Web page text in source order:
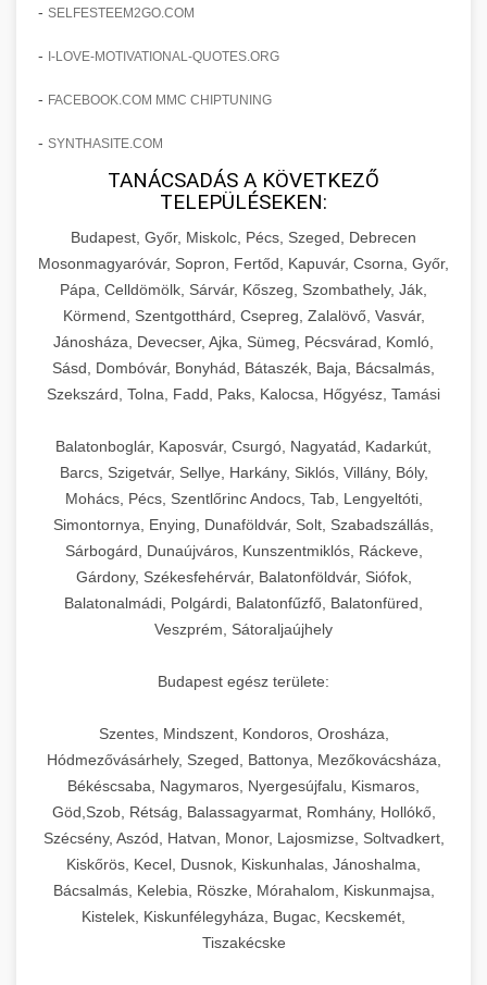
amelyek valós eredményeket hoznak.
szonyegtisztito.net
marketing stratégiai tervrajz
útjáról, bemutatva az utat a küzdő praxistól a
virágzó vállalkozásig 150%-os növekedéssel.
klinika átalakulási történet
Érdeklődés 150%-os Fokozása
Technikák és módszerek a páciensek
érdeklődésének és elkötelezettségének drámai
növeléséhez. Egy 150%-os fellendülési
esettanulmány gyakorlati betekintésekkel.
weboldal-keszites.co
elkötelezettség erősítési módszerek
🎮 19. AI Google Ads és Meta
Kampány Kezelés
Fejlett AI-alapú Google Ads és Meta hirdetési
kampánykezelés. Optimalizálja hirdetési
költségvetését gépi tanulással és
automatizálással.
aikampany.hu AI hirdetési automatizálás
🍞 20. Ipari Dagasztógép +
Professzionális ipari dagasztógépek és
tésztakeverő gépek pékségek és kereskedelmi
konyhák számára. Masszív konstrukció
megbízható teljesítményhez.
chef-iparikonyhagepek.hu
kereskedelmi tésztakeverő
🔪 21. Ipari Szeletelőgép +
Ipari hús- és sajtszeletelő gépek professzionális
élelmiszer-előkészítéshez. Precíziós vágás
állítható vastagság beállítással.
chef-iparikonyhagepek.hu
professzionális élelmiszer szeletelő
📦 22. Vákuumozó Gép +
Kereskedelmi vákuumcsomagoló berendezések
élelmiszerek tartósításához. Hosszabbítsa a
szavatossági időt és tartsa meg a termék
frissességét.
🎁 23. Vákuumfóliázó Gép +
Ipari vákuumfóliázó gépek professzionális
Hatékony lezárási és tartósítási megoldások.
chef-iparikonyhagepek.hu
kereskedelmi csomagoló gép
professzionális konyhák számára. Nagy
kapacitású sütő- és főzőberendezés precíz
hőmérséklet-szabályozással.
chef-iparikonyhagepek.hu
kereskedelmi sütősütő
❄️ 25. Ipari Hűtőszekrény +
Professzionális hűtőegységek és hűtőkamrák
kereskedelmi konyhák számára.
Energiahatékony hűtési megoldások nagy
kapacitással.
chef-iparikonyhagepek.hu
💧 26. Ipari Mosogatógép +
Kereskedelmi mosogatóberendezések nagy
forgalmú éttermi műveletekhez. Gyors tisztítási
ciklusok fertőtlenítési képességekkel.
🧀 27. Ipari Sajtreszelő Gép +
- SELFESTEEM2GO.COM
- I-LOVE-MOTIVATIONAL-QUOTES.ORG
- FACEBOOK.COM MMC CHIPTUNING
- SYNTHASITE.COM
TANÁCSADÁS A KÖVETKEZŐ
TELEPÜLÉSEKEN:
Budapest, Győr, Miskolc, Pécs, Szeged, Debrecen
Mosonmagyaróvár, Sopron, Fertőd, Kapuvár, Csorna, Győr,
Pápa, Celldömölk, Sárvár, Kőszeg, Szombathely, Ják,
Körmend, Szentgotthárd, Csepreg, Zalalövő, Vasvár,
Jánosháza, Devecser, Ajka, Sümeg, Pécsvárad, Komló,
Sásd, Dombóvár, Bonyhád, Bátaszék, Baja, Bácsalmás,
Szekszárd, Tolna, Fadd, Paks, Kalocsa, Hőgyész, Tamási
Balatonboglár, Kaposvár, Csurgó, Nagyatád, Kadarkút,
Barcs, Szigetvár, Sellye, Harkány, Siklós, Villány, Bóly,
Mohács, Pécs, Szentlőrinc Andocs, Tab, Lengyeltóti,
Simontornya, Enying, Dunaföldvár, Solt, Szabadszállás,
Sárbogárd, Dunaújváros, Kunszentmiklós, Ráckeve,
Gárdony, Székesfehérvár, Balatonföldvár, Siófok,
Balatonalmádi, Polgárdi, Balatonfűzfő, Balatonfüred,
Veszprém, Sátoraljaújhely
Budapest egész területe:
Szentes, Mindszent, Kondoros, Orosháza,
Hódmezővásárhely, Szeged, Battonya, Mezőkovácsháza,
Békéscsaba, Nagymaros, Nyergesújfalu, Kismaros,
Göd,Szob, Rétság, Balassagyarmat, Romhány, Hollókő,
Szécsény, Aszód, Hatvan, Monor, Lajosmizse, Soltvadkert,
Kiskőrös, Kecel, Dusnok, Kiskunhalas, Jánoshalma,
Bácsalmás, Kelebia, Röszke, Mórahalom, Kiskunmajsa,
Kistelek, Kiskunfélegyháza, Bugac, Kecskemét,
Tiszakécske